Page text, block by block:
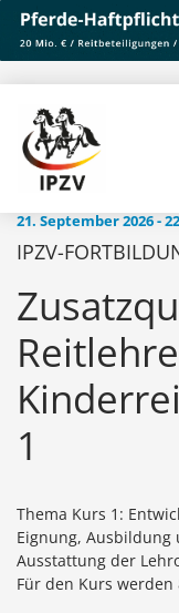
21. September 2026 -
IPZV-
1
Thema Kurs 1:
Eignung,
Ausstattung der
Für den Kurs werden